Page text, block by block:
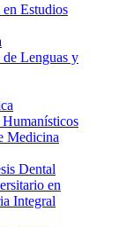
en Estudios
de Lenguas y
Medicina
Dental
en
Integral